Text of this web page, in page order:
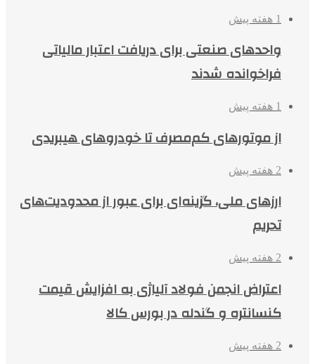
1 هفته پیش
واحدهای صنعتی برای دریافت اعتبار مالیاتی
فراخوانده شدند
1 هفته پیش
از موتورهای کم‌مصرف تا خودروهای هیبریدی
2 هفته پیش
ارزهای ملی، گزینه‌ای برای عبور از محدودیت‌های
تحریم
2 هفته پیش
اعتراض انجمن فولاد آلیاژی به افزایش قیمت
کنسانتره و گندله در بورس کالا
2 هفته پیش